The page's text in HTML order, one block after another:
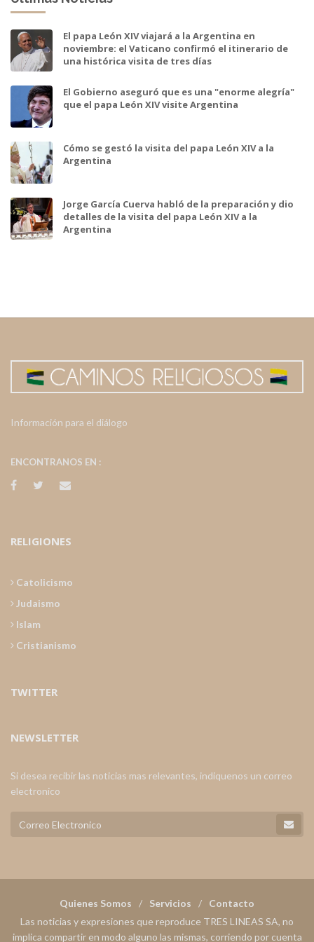
El papa León XIV viajará a la Argentina en
noviembre: el Vaticano confirmó el itinerario de
una histórica visita de tres días
El Gobierno aseguró que es una "enorme alegría"
que el papa León XIV visite Argentina
Cómo se gestó la visita del papa León XIV a la
Argentina
Jorge García Cuerva habló de la preparación y dio
detalles de la visita del papa León XIV a la
Argentina
Información para el diálogo
ENCONTRANOS EN :
RELIGIONES
Catolicismo
Judaismo
Islam
Cristianismo
TWITTER
NEWSLETTER
Si desea recibir las noticias mas relevantes, indiquenos un correo
electronico
Quienes Somos Servicios
Contacto
Las noticias y expresiones que reproduce TRES LINEAS SA, no
implica compartir en modo alguno las mismas, corriendo por cuenta